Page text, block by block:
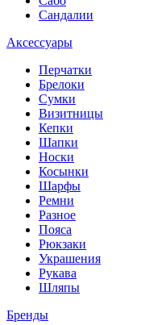
Сандалии
Аксессуары
Перчатки
Брелоки
Сумки
Визитницы
Кепки
Шапки
Носки
Косынки
Шарфы
Ремни
Разное
Пояса
Рюкзаки
Украшения
Рукава
Шляпы
Бренды